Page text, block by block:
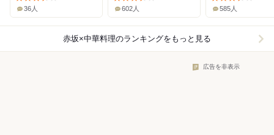
36人 602人 585人
赤坂×中華料理のランキングをもっと見る
広告を非表示